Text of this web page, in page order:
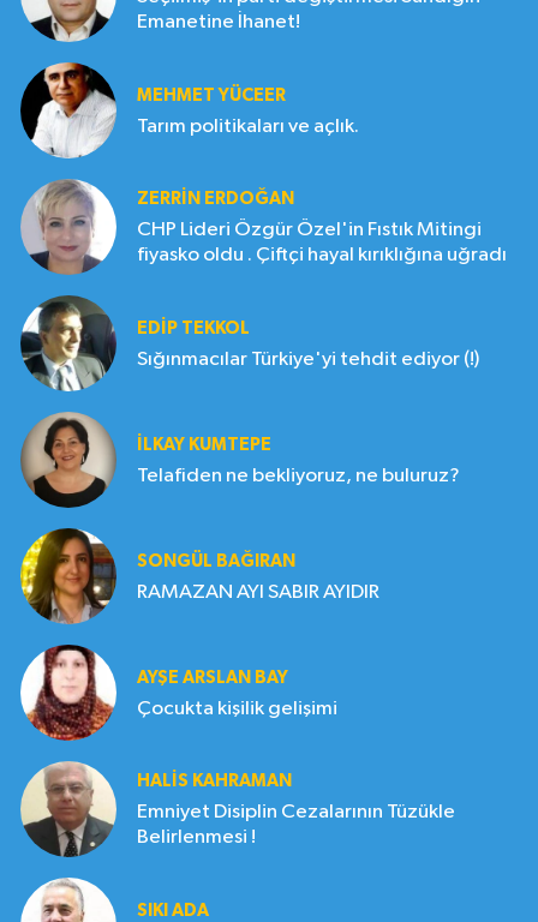
Emanetine İhanet!
MEHMET YÜCEER
Tarım politikaları ve açlık.
ZERRIN ERDOĞAN
CHP Lideri Özgür Özel'in Fıstık Mitingi
fiyasko oldu . Çiftçi hayal kırıklığına uğradı
EDIP TEKKOL
Sığınmacılar Türkiye'yi tehdit ediyor (!)
İLKAY KUMTEPE
Telafiden ne bekliyoruz, ne buluruz?
SONGÜL BAĞIRAN
RAMAZAN AYI SABIR AYIDIR
AYŞE ARSLAN BAY
Çocukta kişilik gelişimi
HALIS KAHRAMAN
Emniyet Disiplin Cezalarının Tüzükle
Belirlenmesi !
SIKI ADA